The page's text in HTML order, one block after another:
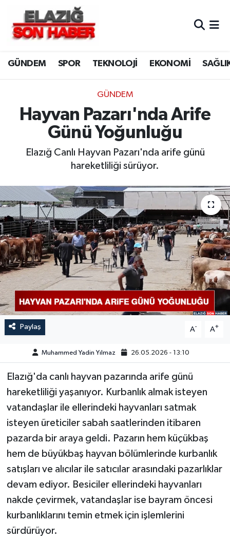
GÜNDEM SPOR TEKNOLOJİ EKONOMİ
GÜNDEM
Hayvan Pazarı'nda Arife
Günü Yoğunluğu
Elazığ Canlı Hayvan Pazarı'nda arife günü
hareketliliği sürüyor.
Paylaş A- A+
Muhammed Yadin Yılmaz 26.05.2026 - 13:10
Elazığ'da canlı hayvan pazarında arife günü
hareketliliği yaşanıyor. Kurbanlık almak isteyen
vatandaşlar ile ellerindeki hayvanları satmak
isteyen üreticiler sabah saatlerinden itibaren
pazarda bir araya geldi. Pazarın hem küçükbaş
hem de büyükbaş hayvan bölümlerinde kurbanlık
satışları ve alıcılar ile satıcılar arasındaki pazarlıklar
devam ediyor. Besiciler ellerindeki hayvanları
nakde çevirmek, vatandaşlar ise bayram öncesi
kurbanlıklarını temin etmek için işlemlerini
sürdürüyor.
CANLI YAYIN
ASAYİŞ
BİLİM VE TEKNOLOJİ
DÜNYA
ELAZIĞ
GENEL
GÜNDEM
HABERDE İNSAN
KÜLTÜR-SANAT
MAGAZİN
MEDYA
ÖZEL HABER
POLİTİKA
SİYASET
SPOR
TEKNOLOJİ
YAŞAM
Merkez Hava Durumu
Merkez Trafik Yoğunluk Haritası
Süper Lig Puan Durumu ve Fikstür
Tüm Manşetler
Haber Arşivi